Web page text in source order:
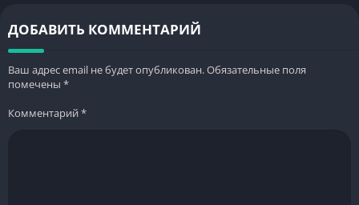
ДОБАВИТЬ КОММЕНТАРИЙ
Ваш адрес email не будет опубликован.Обязательные поля
помечены *
Комментарий*